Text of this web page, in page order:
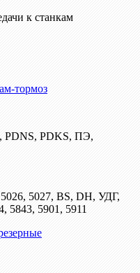
к станкам
тормоз
PDNS, PDKS, ПЭ,
5027, BS, DH, УДГ,
5843, 5901, 5911